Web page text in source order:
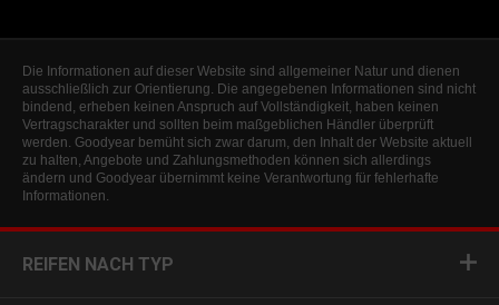
Die Informationen auf dieser Website sind allgemeiner Natur und dienen
ausschließlich zur Orientierung. Die angegebenen Informationen sind nicht
bindend, erheben keinen Anspruch auf Vollständigkeit, haben keinen
Vertragscharakter und sollten beim maßgeblichen Händler überprüft
werden. Goodyear bemüht sich zwar darum, den Inhalt der Website aktuell
zu halten, Angebote und Zahlungsmethoden können sich allerdings
ändern und Goodyear übernimmt keine Verantwortung für fehlerhafte
Informationen.
REIFEN NACH TYP